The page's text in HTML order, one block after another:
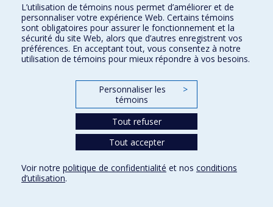
L’utilisation de témoins nous permet d’améliorer et de
personnaliser votre expérience Web. Certains témoins
sont obligatoires pour assurer le fonctionnement et la
sécurité du site Web, alors que d’autres enregistrent vos
préférences. En acceptant tout, vous consentez à notre
utilisation de témoins pour mieux répondre à vos besoins.
Personnaliser les
témoins
>
Tout refuser
Tout accepter
Voir notre politique de confidentialité et nos conditions
d’utilisation.